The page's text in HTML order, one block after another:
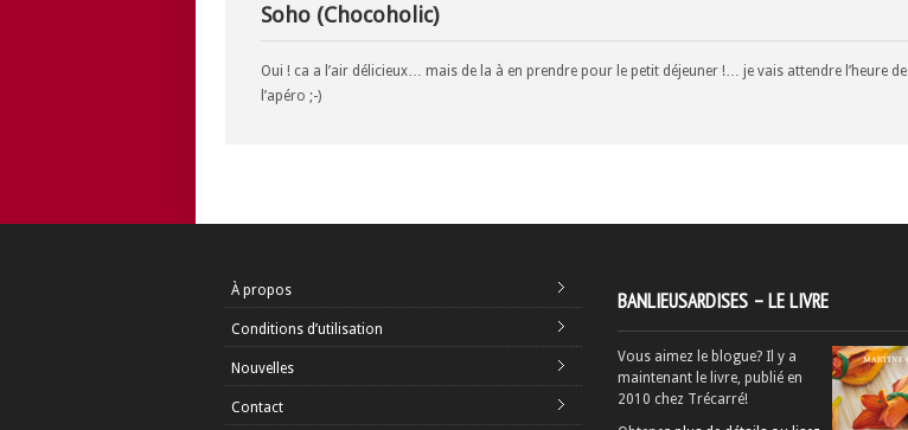
Soho (Chocoholic)
Oui ! ca a l’air délicieux… mais de la à en prendre pour le petit déjeuner !… je vais attendre l’heure de
l’apéro ;-)
À propos
Conditions d’utilisation
Nouvelles
Contact
BANLIEUSARDISES – LE LIVRE
Vous aimez le blogue? Il y a
maintenant le livre, publié en
2010 chez Trécarré!